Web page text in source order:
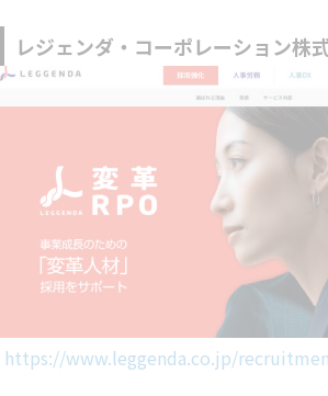
レジェンダ・コーポレーション株
https://www.leggenda.co.jp/